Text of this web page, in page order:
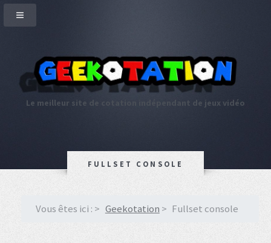
Le meilleur site de cotation indépendant de jeux vidéo
FULLSET CONSOLE
Vous êtes ici : Geekotation Fullset console